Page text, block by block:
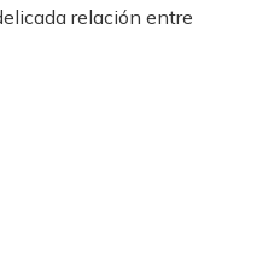
relación entre